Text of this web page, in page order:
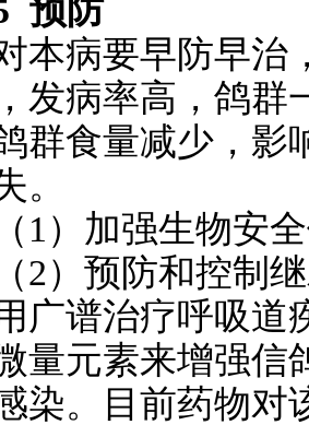
防
病要早防早治
发病率高，鸽群
群食量减少，影
。
加强生物安全
预防和控制继
广谱治疗呼吸道
量元素来增强信
染。目前药物对